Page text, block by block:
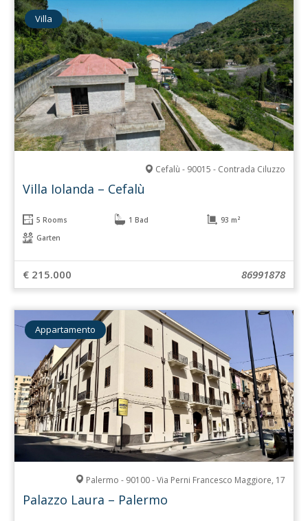
Villa
Cefalù - 90015 - Contrada Ciluzzo
Villa Iolanda – Cefalù
5 Rooms 1 Bad
93 m²
Garten
€ 215.000 86991878
Appartamento
Palermo - 90100 - Via Perni Francesco Maggiore, 17
Palazzo Laura – Palermo